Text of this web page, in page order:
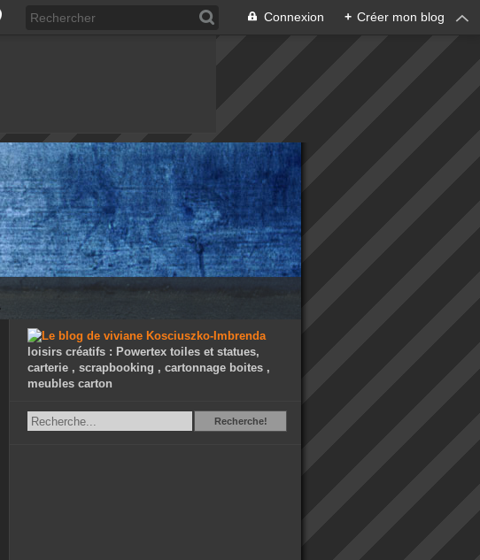
Connexion + Créer mon blog
loisirs créatifs : Powertex toiles et statues,
carterie , scrapbooking , cartonnage boites ,
meubles carton
RechercheRecherche!